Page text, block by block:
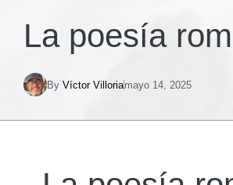
La poesía
By Víctor Villoriamayo 14, 2025